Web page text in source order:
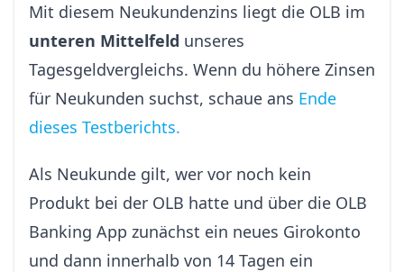
Mit diesem Neukundenzins liegt die OLB im
unteren Mittelfeld unseres
Tagesgeldvergleichs. Wenn du höhere Zinsen
für Neukunden suchst, schaue ans Ende
dieses Testberichts.
Als Neukunde gilt, wer vor noch kein
Produkt bei der OLB hatte und über die OLB
Banking App zunächst ein neues Girokonto
und dann innerhalb von 14 Tagen ein